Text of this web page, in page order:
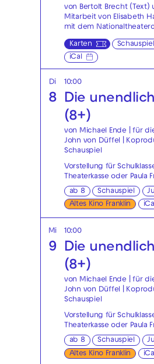
von Bertolt Brecht (Text)
Mitarbeit von Elisabeth
mit dem
Karten Schauspiel
iCal
Di
8
10:00
Die
(8+)
von Michael Ende | für
John von Düffel |
Schauspiel
Vorstellung für
Theaterkasseoder Paula
ab 8 Schauspiel
Altes Kino Franklin
Mi
9
10:00
Die
(8+)
von Michael Ende | für
John von Düffel |
Schauspiel
Vorstellung für
Theaterkasseoder Paula
ab 8 Schauspiel
Altes Kino Franklin